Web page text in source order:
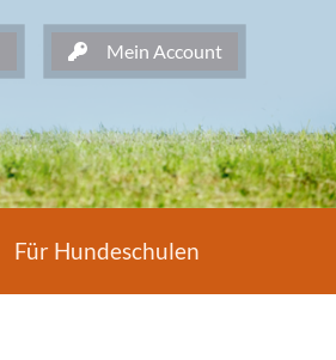
Mein Account
Für Hundeschulen